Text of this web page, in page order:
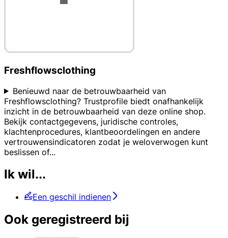
Freshflowsclothing
Benieuwd naar de betrouwbaarheid van
Freshflowsclothing? Trustprofile biedt onafhankelijk
inzicht in de betrouwbaarheid van deze online shop.
Bekijk contactgegevens, juridische controles,
klachtenprocedures, klantbeoordelingen en andere
vertrouwensindicatoren zodat je weloverwogen kunt
beslissen of...
Ik wil...
Een geschil indienen
Ook geregistreerd bij